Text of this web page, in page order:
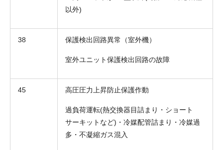
以外)
38 保護検出回路異常（室外機）
室外ユニット保護検出回路の故障
45 高圧圧力上昇防止保護作動
過負荷運転(熱交換器目詰まり・ショート
サーキットなど)・冷媒配管詰まり・冷媒過
多・不凝縮ガス混入